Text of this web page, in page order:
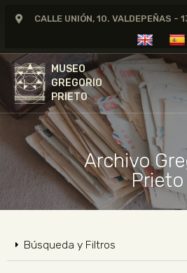
CALLE UNIÓN, 10. VALDEPEÑAS -
MUSEO
GREGORIO
PRIETO
MUSEO
GREGORIO
PRIETO
GREGORIO PRIETO
MUSEO
ARCHIVO
CERTAMEN DE
FUNDACIÓN
NOTICIAS
Archivo
Prieto
Búsqueda y Filtros